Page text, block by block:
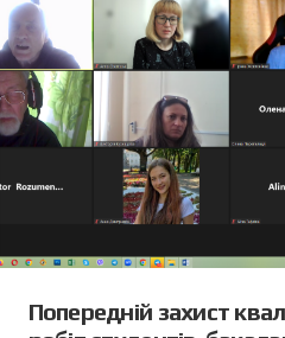
Попередній захист